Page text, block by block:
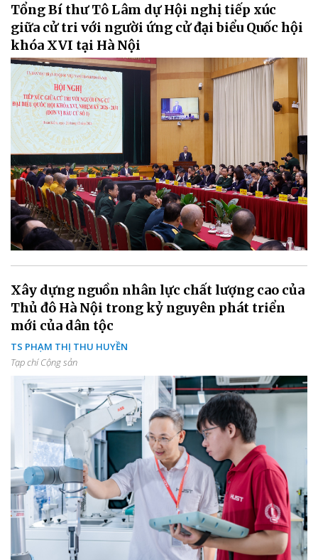
Tổng Bí thư Tô Lâm dự Hội nghị tiếp xúc
giữa cử tri với người ứng cử đại biểu Quốc hội
khóa XVI tại Hà Nội
Xây dựng nguồn nhân lực chất lượng cao của
Thủ đô Hà Nội trong kỷ nguyên phát triển
mới của dân tộc
TS PHẠM THỊ THU HUYỀN
Tạp chí Cộng sản